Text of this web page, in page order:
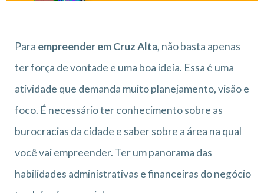
Para empreender em Cruz Alta, não basta apenas
ter força de vontade e uma boa ideia. Essa é uma
atividade que demanda muito planejamento, visão e
foco. É necessário ter conhecimento sobre as
burocracias da cidade e saber sobre a área na qual
você vai empreender. Ter um panorama das
habilidades administrativas e financeiras do negócio